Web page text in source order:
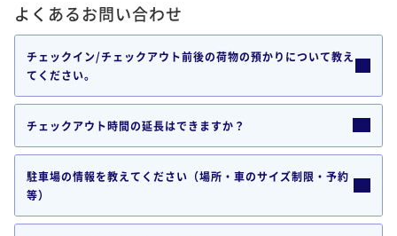
よくあるお問い合わせ
チェックイン/チェックアウト前後の荷物の預かりについて教え
てください。
チェックアウト時間の延長はできますか？
駐車場の情報を教えてください（場所・車のサイズ制限・予約
等）